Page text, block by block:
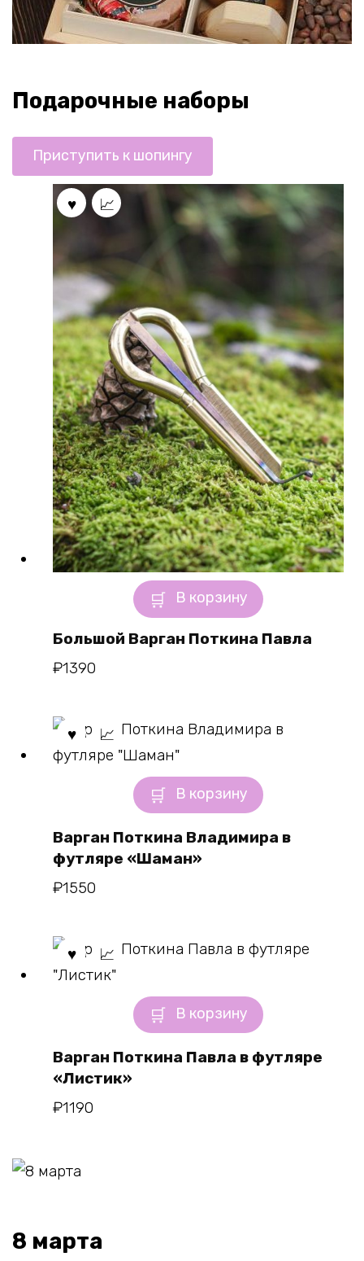
Подарочные наборы
Приступить к шопингу
В корзину
Большой Варган Поткина Павла
₽1390
В корзину
Варган Поткина Владимира в
футляре «Шаман»
₽1550
В корзину
Варган Поткина Павла в футляре
«Листик»
₽1190
8 марта